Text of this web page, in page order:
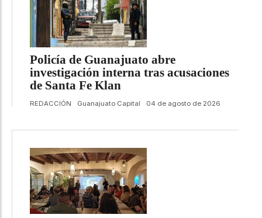
Policía de Guanajuato abre
investigación interna tras acusaciones
de Santa Fe Klan
REDACCIÓN Guanajuato Capital 04 de agosto de 2026